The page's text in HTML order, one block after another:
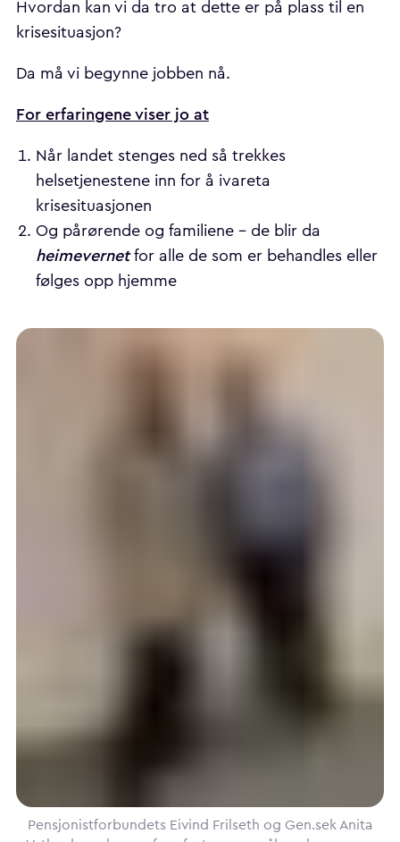
Hvordan kan vi da tro at dette er på plass til en
krisesituasjon?
Da må vi begynne jobben nå.
For erfaringene viser jo at
Når landet stenges ned så trekkes
helsetjenestene inn for å ivareta
krisesituasjonen
Og pårørende og familiene - de blir da
heimevernetfor alle de som er behandles eller
følges opp hjemme
Pensjonistforbundets Eivind Frilseth og Gen.sek Anita